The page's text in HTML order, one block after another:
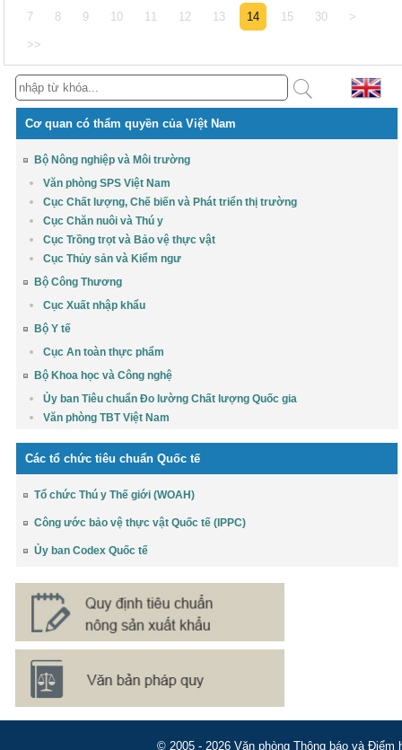
7 8 9 10 11 12 13 14 15 30 >
>>
Cơ quan có thẩm quyền của Việt Nam
Bộ Nông nghiệp và Môi trường
Văn phòng SPS Việt Nam
Cục Chất lượng, Chế biến và Phát triển thị trường
Cục Chăn nuôi và Thú y
Cục Trồng trọt và Bảo vệ thực vật
Cục Thủy sản và Kiểm ngư
Bộ Công Thương
Cục Xuất nhập khẩu
Bộ Y tế
Cục An toàn thực phẩm
Bộ Khoa học và Công nghệ
Ủy ban Tiêu chuẩn Đo lường Chất lượng Quốc gia
Văn phòng TBT Việt Nam
Các tổ chức tiêu chuẩn Quốc tế
Tổ chức Thú y Thế giới (WOAH)
Công ước bảo vệ thực vật Quốc tế (IPPC)
Ủy ban Codex Quốc tế
© 2005 - 2026 Văn phòng Thông báo và